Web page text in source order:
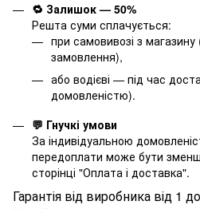
🔁 Залишок — 50%
Решта суми сплачується:
при самовивозі з магазину
замовлення),
або водієві — під час
домовленістю).
💬 Гнучкі умови
За індивідуальною
передоплати може бути
сторінці "Оплата і доставка".
Гарантія від виробника від 1